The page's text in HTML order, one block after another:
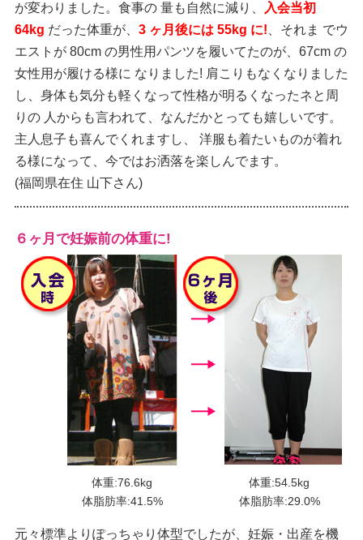
が変わりました。食事の 量も自然に減り、
入会当初
64kg だった体重が、 3 ヶ月後には 55kg に! 、それま でウ
エストが 80cm の男性用パンツを履いてたのが、67cm の
女性用が履ける様に なりました! 肩こりもなくなりました
し、身体も気分も軽くなって性格が明るくなったネと周
りの 人からも言われて、なんだかとっても嬉しいです。
主人息子も喜んでくれますし、 洋服も着たいものが着れ
る様になって、今ではお洒落を楽しんでます。
(福岡県在住 山下さん)
６ヶ月で妊娠前の体重に!
体重:76.6kg
体脂肪率:41.5%
体重:54.5kg
体脂肪率:29.0%
元々標準よりぽっちゃり体型でしたが、妊娠・出産を機